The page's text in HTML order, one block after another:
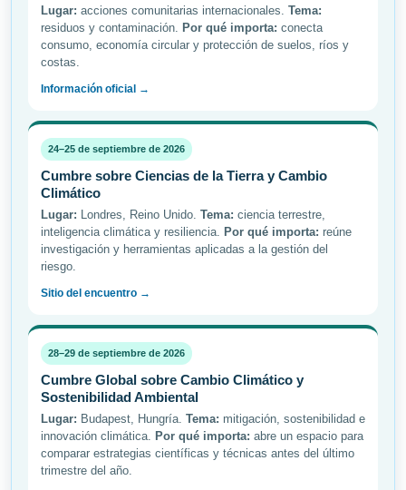
Lugar: acciones comunitarias internacionales. Tema:
residuos y contaminación. Por qué importa: conecta
consumo, economía circular y protección de suelos, ríos y
costas.
Información oficial →
24–25 de septiembre de 2026
Cumbre sobre Ciencias de la Tierra y Cambio
Climático
Lugar: Londres, Reino Unido. Tema: ciencia terrestre,
inteligencia climática y resiliencia. Por qué importa: reúne
investigación y herramientas aplicadas a la gestión del
riesgo.
Sitio del encuentro →
28–29 de septiembre de 2026
Cumbre Global sobre Cambio Climático y
Sostenibilidad Ambiental
Lugar: Budapest, Hungría. Tema: mitigación, sostenibilidad e
innovación climática. Por qué importa: abre un espacio para
comparar estrategias científicas y técnicas antes del último
trimestre del año.